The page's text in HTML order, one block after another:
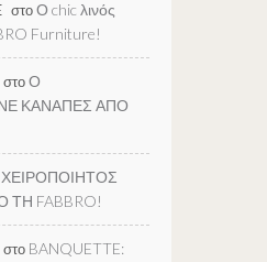
στοΟ chic λινός
Furniture!
στοΟ
ΚΑΝΑΠΕΣ ΑΠΟ
FABBRO!
στο BANQUETTE: